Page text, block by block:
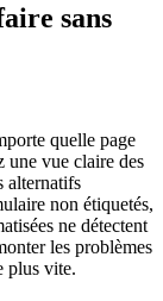
sans
quelle page
une vue claire des
alternatifs
non étiquetés,
ne détectent
les problèmes
plus vite.